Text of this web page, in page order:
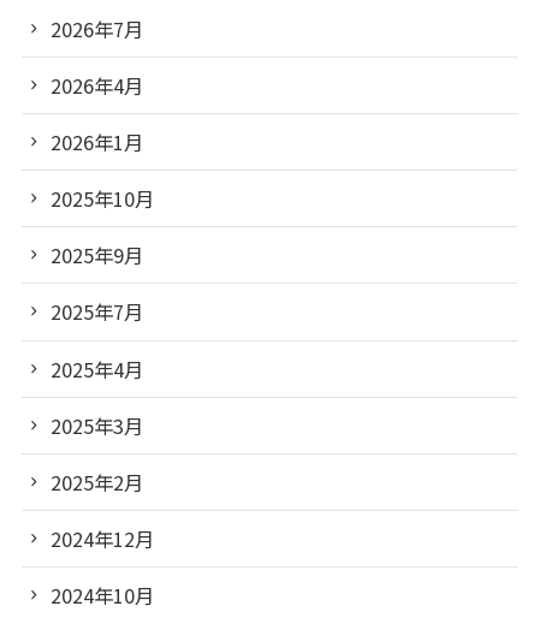
2026年7月
2026年4月
2026年1月
2025年10月
2025年9月
2025年7月
2025年4月
2025年3月
2025年2月
2024年12月
2024年10月